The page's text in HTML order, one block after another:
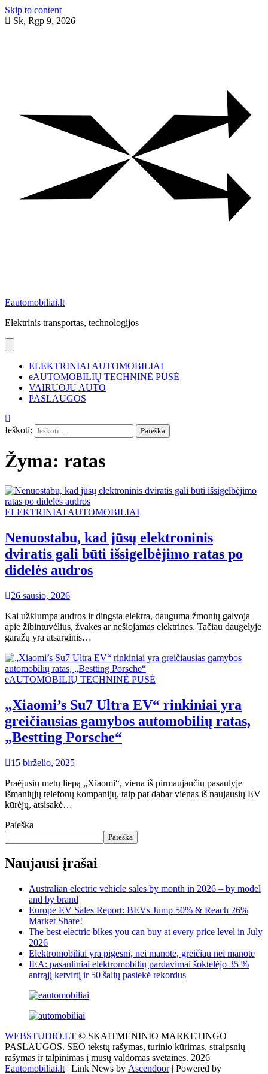
Skip to content
Sk, Rgp 9, 2026
Eautomobiliai.lt
Elektrinis transportas, technologijos
ELEKTRINIAI AUTOMOBILIAI
eAUTOMOBILIŲ TECHNINĖ PUSĖ
VAIRUOJU AUTO
PASLAUGOS
Ieškoti:
Žyma: ratas
ELEKTRINIAI AUTOMOBILIAI
Nenuostabu, kad jūsų elektroninis
dviratis gali būti išsigelbėjimo ratas po
didelės audros
26 sausio, 2026
Kai užklumpa audros ir dingsta elektra, dauguma žmonių galvoja
apie žibintuvėlius, žvakes ar nešiojamas elektrines. Tačiau daugelyje
garažų yra atsarginis…
eAUTOMOBILIŲ TECHNINĖ PUSĖ
„Xiaomi’s Su7 Ultra EV“ rinkiniai yra
greičiausias gamybos automobilių ratas,
„Bestting Porsche“
15 birželio, 2025
Praėjusių metų liepą „Xiaomi“, viena iš pirmaujančių pasaulyje
išmaniųjų telefonų kompanijų, taip pat dabar vienas iš naujausių EV
kūrėjų, atsisakė…
Paieška
Paieška
Naujausi įrašai
Australian electric vehicle sales by month in 2026 – by model
and by brand
Europe EV Sales Report: BEVs Jump 50% & Reach 26%
Market Share!
The best electric bikes you can buy at every price level in July
2026
Elektromobiliai yra pigesni, nei manote, greičiau nei manote
IEA: pasauliniai elektromobilių pardavimai šoktelėjo 35 %
antrąjį ketvirtį ir 50 šalių pasiekė rekordus
WEBSTUDIO.LT © SKAITMENINIO MARKETINGO
PASLAUGOS. SEO tekstų rašymas, turinio kūrimas, straipsnių
rašymas ir talpinimas į mūsų valdomas svetaines. 2026
Eautomobiliai.lt | Link News by Ascendoor| Powered by